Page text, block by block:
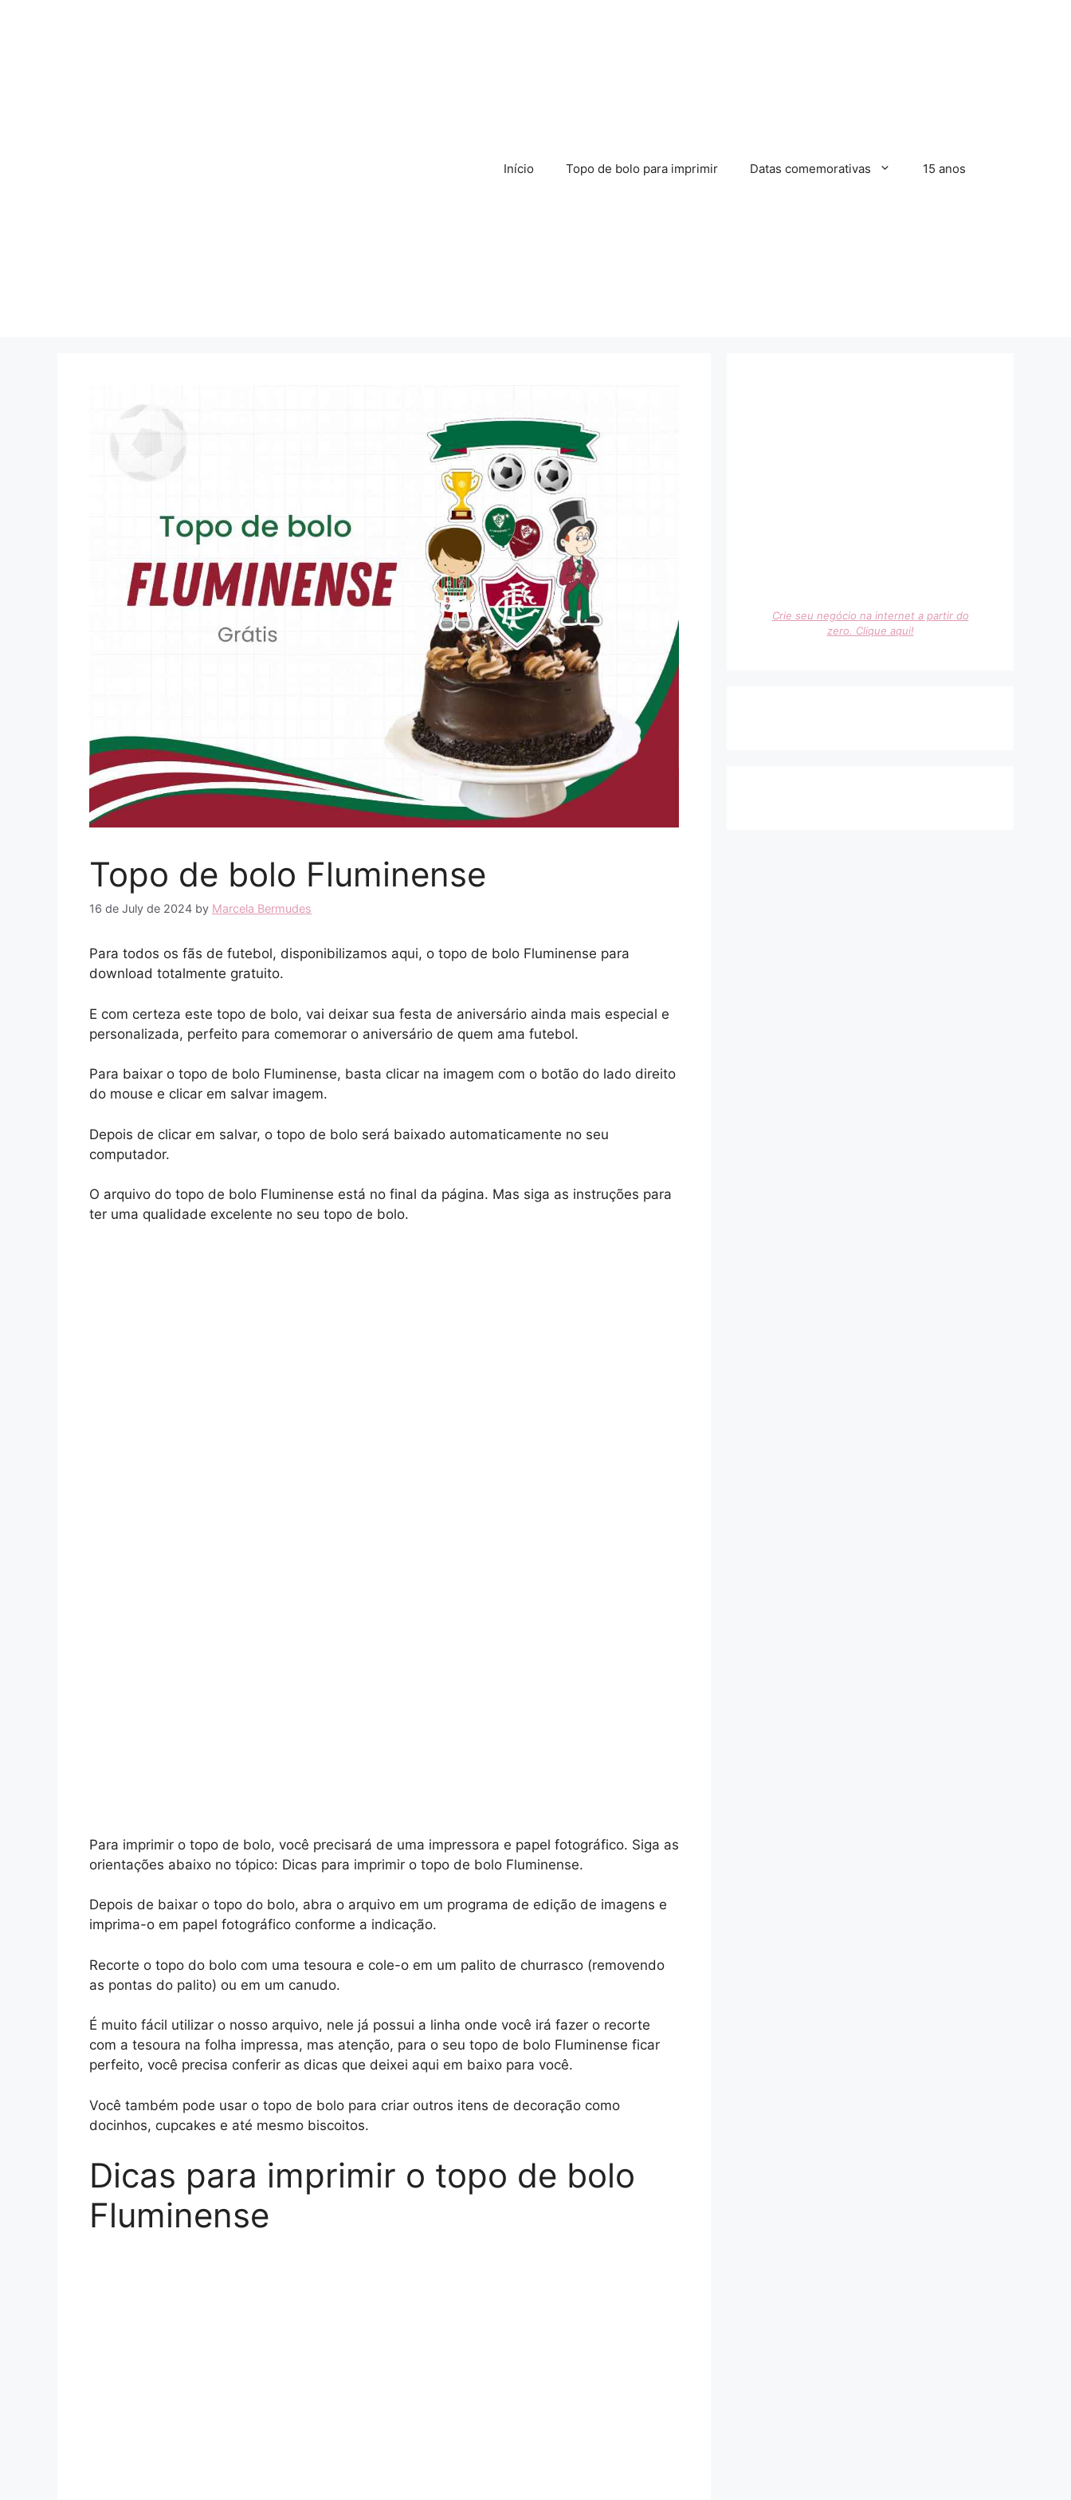
Início Topo de bolo para imprimir Datas comemorativas 15 anos
Topo de bolo Fluminense
16 de July de 2024 by Marcela Bermudes
Para todos os fãs de futebol, disponibilizamos aqui, o topo de bolo Fluminense para
download totalmente gratuito.
E com certeza este topo de bolo, vai deixar sua festa de aniversário ainda mais especial e
personalizada, perfeito para comemorar o aniversário de quem ama futebol.
Para baixar o topo de bolo Fluminense, basta clicar na imagem com o botão do lado direito
do mouse e clicar em salvar imagem.
Depois de clicar em salvar, o topo de bolo será baixado automaticamente no seu
computador.
O arquivo do topo de bolo Fluminense está no final da página. Mas siga as instruções para
ter uma qualidade excelente no seu topo de bolo.
Para imprimir o topo de bolo, você precisará de uma impressora e papel fotográfico. Siga as
orientações abaixo no tópico: Dicas para imprimir o topo de bolo Fluminense.
Depois de baixar o topo do bolo, abra o arquivo em um programa de edição de imagens e
imprima-o em papel fotográfico conforme a indicação.
Recorte o topo do bolo com uma tesoura e cole-o em um palito de churrasco (removendo
as pontas do palito) ou em um canudo.
É muito fácil utilizar o nosso arquivo, nele já possui a linha onde você irá fazer o recorte
com a tesoura na folha impressa, mas atenção, para o seu topo de bolo Fluminense ficar
perfeito, você precisa conferir as dicas que deixei aqui em baixo para você.
Você também pode usar o topo de bolo para criar outros itens de decoração como
docinhos, cupcakes e até mesmo biscoitos.
Dicas para imprimir o topo de bolo
Fluminense
Crie seu negócio na internet a partir do
zero. Clique aqui!